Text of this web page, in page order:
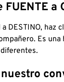
a
DESTINO, haz
Es